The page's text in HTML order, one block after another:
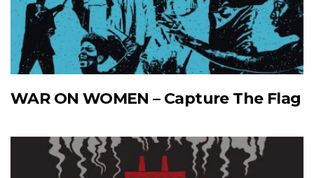
WAR ON WOMEN – Capture The Flag